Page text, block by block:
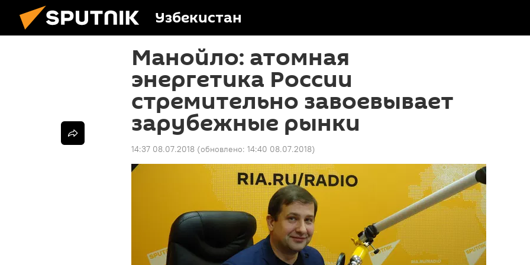
Узбекистан
Манойло: атомная
энергетика России
стремительно завоевывает
зарубежные рынки
14:37 08.07.2018 (обновлено: 14:40 08.07.2018)